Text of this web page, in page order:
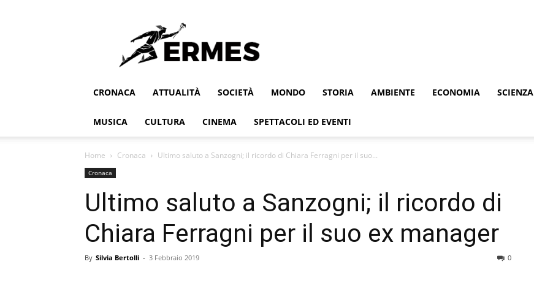
CRONACA ATTUALITÀ SOCIETÀ MONDO STORIA AMBIENTE ECONOMIA SCIENZA
MUSICA CULTURA CINEMA SPETTACOLI ED EVENTI
Home Cronaca Ultimo saluto a Sanzogni; il ricordo di Chiara Ferragni per il suo...
Cronaca
Ultimo saluto a Sanzogni; il ricordo di
Chiara Ferragni per il suo ex manager
By Silvia Bertolli - 3 Febbraio 2019 0